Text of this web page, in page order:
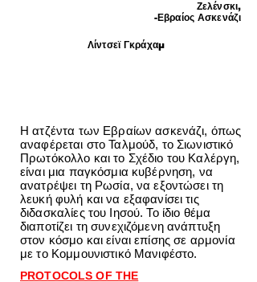
Ζελένσκι,
-Εβραίος Ασκενάζι
Λίντσεϊ Γκράχαμ
Η ατζέντα των Εβραίων ασκενάζι, όπως
αναφέρεται στο Ταλμούδ, το Σιωνιστικό
Πρωτόκολλο και το Σχέδιο του Καλέργη,
είναι μια παγκόσμια κυβέρνηση, να
ανατρέψει τη Ρωσία, να εξοντώσει τη
λευκή φυλή και να εξαφανίσει τις
διδασκαλίες του Ιησού. Το ίδιο θέμα
διαποτίζει τη συνεχιζόμενη ανάπτυξη
στον κόσμο και είναι επίσης σε αρμονία
με το Κομμουνιστικό Μανιφέστο.
PROTOCOLS OF THE